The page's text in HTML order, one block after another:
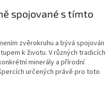
spojované s tímto
zvěrokruhu a bývá spojován
k životu. V různých tradicích
minerály a přírodní
určených právě pro toto